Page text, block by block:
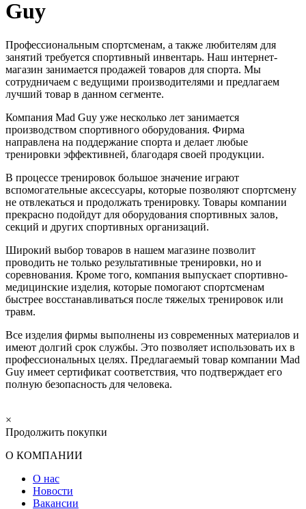
Guy
Профессиональным спортсменам, а также любителям для
занятий требуется спортивный инвентарь. Наш интернет-
магазин занимается продажей товаров для спорта. Мы
сотрудничаем с ведущими производителями и предлагаем
лучший товар в данном сегменте.
Компания Mad Guy уже несколько лет занимается
производством спортивного оборудования. Фирма
направлена на поддержание спорта и делает любые
тренировки эффективней, благодаря своей продукции.
В процессе тренировок большое значение играют
вспомогательные аксессуары, которые позволяют спортсмену
не отвлекаться и продолжать тренировку. Товары компании
прекрасно подойдут для оборудования спортивных залов,
секций и других спортивных организаций.
Широкий выбор товаров в нашем магазине позволит
проводить не только результативные тренировки, но и
соревнования. Кроме того, компания выпускает спортивно-
медицинские изделия, которые помогают спортсменам
быстрее восстанавливаться после тяжелых тренировок или
травм.
Все изделия фирмы выполнены из современных материалов и
имеют долгий срок службы. Это позволяет использовать их в
профессиональных целях. Предлагаемый товар компании Mad
Guy имеет сертификат соответствия, что подтверждает его
полную безопасность для человека.
×
Продолжить покупки
О КОМПАНИИ
О нас
Новости
Вакансии